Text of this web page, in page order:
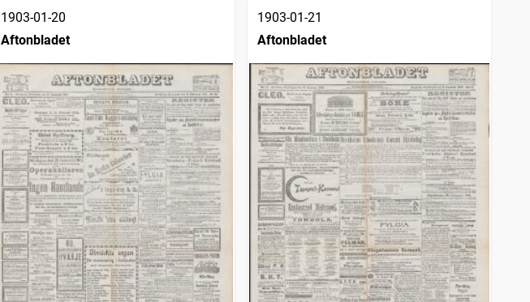
1903-01-20
Aftonbladet
1903-01-21
Aftonbladet